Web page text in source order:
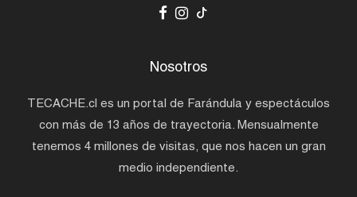
Nosotros
TECACHE.cl es un portal de Farándula y espectáculos
con más de 13 años de trayectoria. Mensualmente
tenemos 4 millones de visitas, que nos hacen un gran
medio independiente.